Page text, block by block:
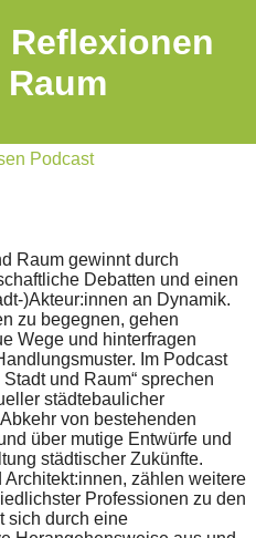
Reflexionen
Podcast
Raum gewinnt durch
Debatten und einen
)Akteur:innen an Dynamik.
zu begegnen, gehen
Wege und hinterfragen
Im Podcast
und Raum“ sprechen
städtebaulicher
von bestehenden
über mutige Entwürfe und
städtischer Zukünfte.
zählen weitere
Professionen zu den
sich durch eine